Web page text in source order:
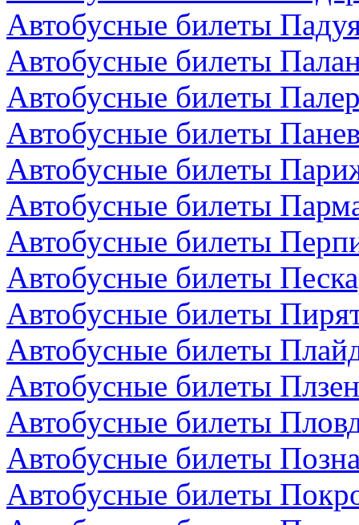
Автобусные билеты
Автобусные билеты
Автобусные билеты
Автобусные билеты
Автобусные билеты
Автобусные билеты
Автобусные билеты
Автобусные билеты
Автобусные билеты
Автобусные билеты
Автобусные билеты
Автобусные билеты
Автобусные билеты
Автобусные билеты